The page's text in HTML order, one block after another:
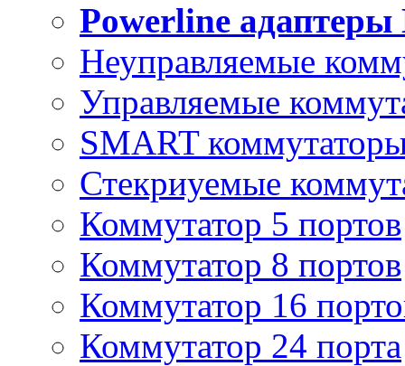
Powerline адаптеры
Неуправляемые
Управляемые
SMART
Стекриуемые
Коммутатор 5 портов
Коммутатор 8 портов
Коммутатор 16
Коммутатор 24 порта